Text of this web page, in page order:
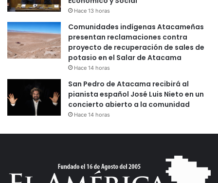
Hace 13 horas
Comunidades indígenas Atacameñas
presentan reclamaciones contra
proyecto de recuperación de sales de
potasio en el Salar de Atacama
Hace 14 horas
San Pedro de Atacama recibirá al
pianista español José Luis Nieto en un
concierto abierto a la comunidad
Hace 14 horas